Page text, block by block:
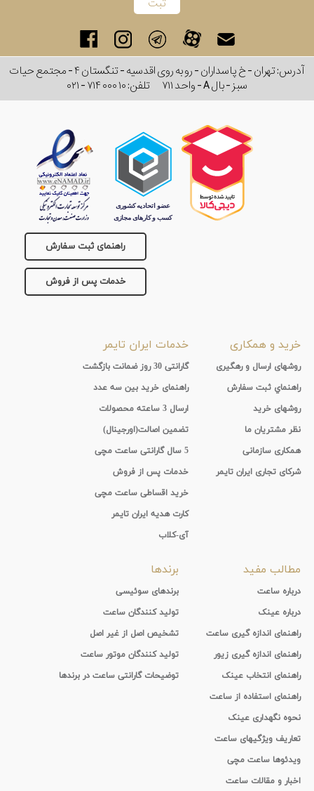
آدرس: تهران - خ پاسداران - رو به روی اقدسیه - تنگستان ۴ - مجتمع حیات
سبز - بال A - واحد ۷۱۱
تلفن:۰۲۱ - ۷۱۴ ۰۰۰ ۱۰
راهنمای ثبت سفارش
خدمات پس از فروش
خرید و همکاری
روشهای ارسال و رهگیری
راهنماي ثبت سفارش
روشهای خرید
نظر مشتریان ما
همکاری سازمانی
شرکای تجاری ایران تایمر
خدمات ایران تایمر
گارانتی 30 روز ضمانت بازگشت
راهنمای خرید بین سه عدد
ارسال 3 ساعته محصولات
تضمین اصالت(اورجینال)
5 سال گارانتی ساعت مچی
خدمات پس از فروش
خرید اقساطی ساعت مچی
کارت هدیه ایران تایمر
آی-کلاب
مطالب مفید
درباره ساعت
درباره عینک
راهنمای اندازه گیری ساعت
راهنمای اندازه گیری زیور
راهنمای انتخاب عینک
راهنمای استفاده از ساعت
نحوه نگهداری عینک
تعاریف ویژگیهای ساعت
ویدئوها ساعت مچی
اخبار و مقالات ساعت
برندها
برندهای سوئیسی
تولید کنندگان ساعت
تشخیص اصل از غیر اصل
تولید کنندگان موتور ساعت
توضیحات گارانتی ساعت در برندها